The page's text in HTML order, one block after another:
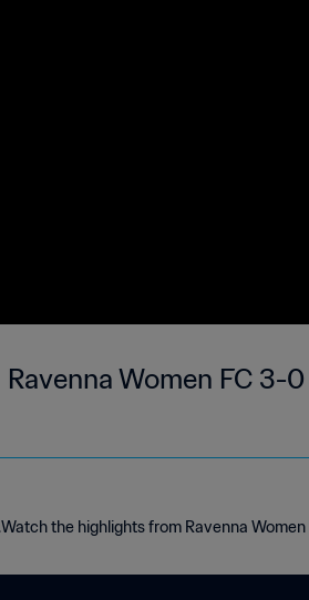
Ravenna Women FC 3-
Watch the highlights from Ravenna Women